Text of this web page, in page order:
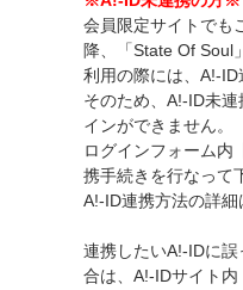
会員限定サイトでも
降、「State Of Soul
利用の際には、A!-ID
そのため、A!-ID未
インができません。
ログインフォーム内
携手続きを行なって
A!-ID連携方法の詳細
連携したいA!-IDに
合は、A!-IDサイト内